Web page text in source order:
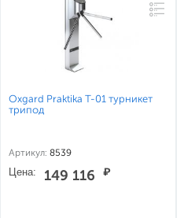
Oxgard Praktika T-01 турникет
трипод
Артикул: 8539
Цена: 149 116 ₽